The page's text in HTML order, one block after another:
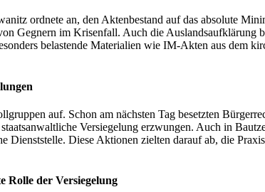
ordnete an, den Aktenbestand auf das absolute
Gegnern im Krisenfall. Auch die
belastende Materialien wie IM-Akten aus dem
auf. Schon am nächsten Tag besetzten
Versiegelung erzwungen. Auch in
Dienststelle. Diese Aktionen zielten darauf ab, die
Rolle der Versiegelung